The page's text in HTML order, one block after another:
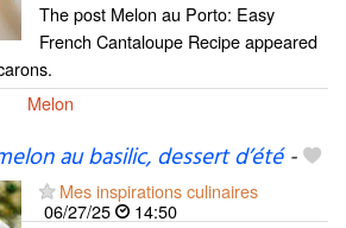
The post Melon au Porto: Easy
French Cantaloupe Recipe appeared
Melon
au basilic, dessert d’été-
Mes inspirations culinaires
06/27/25
14:50